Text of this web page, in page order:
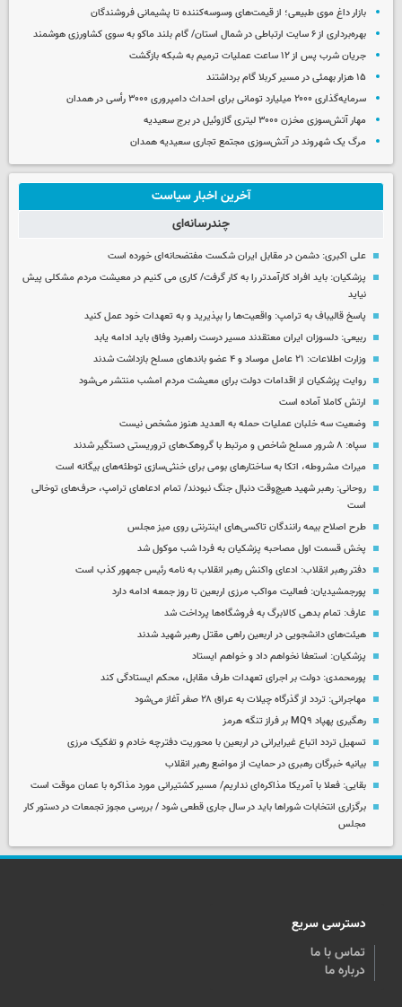
بازار داغ موی طبیعی؛ از قیمت‌های وسوسه‌کننده تا پشیمانی فروشندگان
بهره‌برداری از ۶ سایت ارتباطی در شمال استان/ گام بلند ماکو به سوی کشاورزی هوشمند
جریان شرب پس از ۱۲ ساعت عملیات ترمیم به شبکه بازگشت
۱۵ هزار بهمئی در مسیر کربلا گام برداشتند
سرمایه‌گذاری ۲۰۰۰ میلیارد تومانی برای احداث دامپروری ۳۰۰۰ رأسی در همدان
مهار آتش‌سوزی مخزن ۳۰۰۰ لیتری گازوئیل در برج سعیدیه
مرگ یک شهروند در آتش‌سوزی مجتمع تجاری سعیدیه همدان
آخرین اخبار سیاست
چندرسانه‌ای
علی اکبری: دشمن در مقابل ایران شکست مفتضحانه‌ای خورده است
پزشکیان: باید افراد کارآمدتر را به کار گرفت/ کاری می کنیم در معیشت مردم مشکلی پیش
نیاید
پاسخ قالیباف به ترامپ: واقعیت‌ها را بپذیرید و به تعهدات خود عمل کنید
ربیعی: دلسوزان ایران معتقدند مسیر درست راهبرد وفاق باید ادامه یابد
وزارت اطلاعات: ۲۱ عامل موساد و ۴ عضو باندهای مسلح بازداشت شدند
روایت پزشکیان از اقدامات دولت برای معیشت مردم امشب منتشر می‌شود
ارتش کاملا آماده است
وضعیت سه خلبان عملیات حمله به العدید هنوز مشخص نیست
سپاه: ۸ شرور مسلح شاخص و مرتبط با گروهک‌های تروریستی دستگیر شدند
میراث مشروطه، اتکا به ساختارهای بومی برای خنثی‌سازی توطئه‌های بیگانه است
روحانی: رهبر شهید هیچ‌وقت دنبال جنگ نبودند/ تمام ادعاهای ترامپ، حرف‌های توخالی
است
طرح اصلاح بیمه رانندگان تاکسی‌های اینترنتی روی میز مجلس
پخش قسمت اول مصاحبه پزشکیان به فردا شب موکول شد
دفتر رهبر انقلاب: ادعای واکنش رهبر انقلاب به نامه رئیس جمهور کذب است
پورجمشیدیان: فعالیت مواکب مرزی اربعین تا روز جمعه ادامه دارد
عارف: تمام بدهی کالابرگ به فروشگاه‌ها پرداخت شد
هیئت‌های دانشجویی در اربعین راهی مقتل رهبر شهید شدند
پزشکیان: استعفا نخواهم داد و خواهم ایستاد
پورمحمدی: دولت بر اجرای تعهدات طرف مقابل، محکم ایستادگی کند
مهاجرانی: تردد از گذرگاه چیلات به عراق ۲۸ صفر آغاز می‌شود
رهگیری پهپاد MQ۹ بر فراز تنگه هرمز
تسهیل تردد اتباع غیرایرانی در اربعین با محوریت دفترچه خادم و تفکیک مرزی
بیانیه خبرگان رهبری در حمایت از مواضع رهبر انقلاب
بقایی: فعلا با آمریکا مذاکره‌ای نداریم/ مسیر کشتیرانی مورد مذاکره با عمان موقت است
برگزاری انتخابات شوراها باید در سال جاری قطعی شود / بررسی مجوز تجمعات در دستور کار
مجلس
دسترسی سریع
تماس با ما
درباره ما